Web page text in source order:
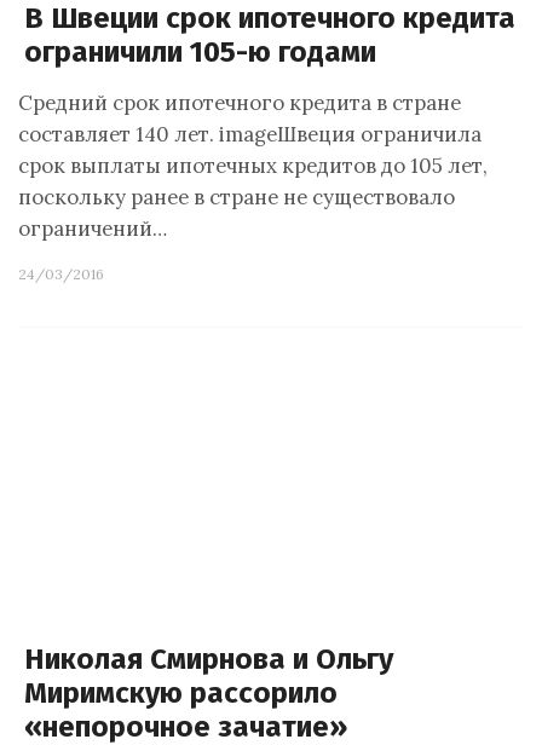
В Швеции срок ипотечного кредита
ограничили 105-ю годами
Средний срок ипотечного кредита в стране
составляет 140 лет. imageШвеция ограничила
срок выплаты ипотечных кредитов до 105 лет,
поскольку ранее в стране не существовало
ограничений…
24/03/2016
Николая Смирнова и Ольгу
Миримскую рассорило
«непорочное зачатие»